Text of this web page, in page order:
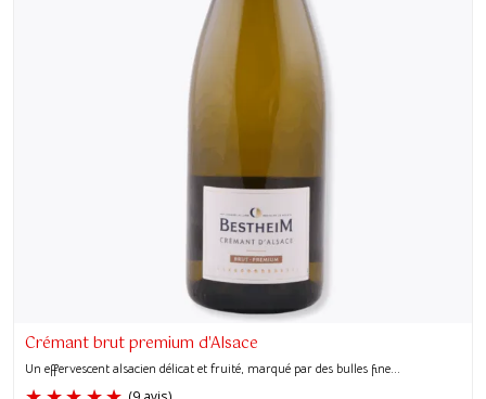
Crémant brut premium d'Alsace
Un effervescent alsacien délicat et fruité, marqué par des bulles fine...